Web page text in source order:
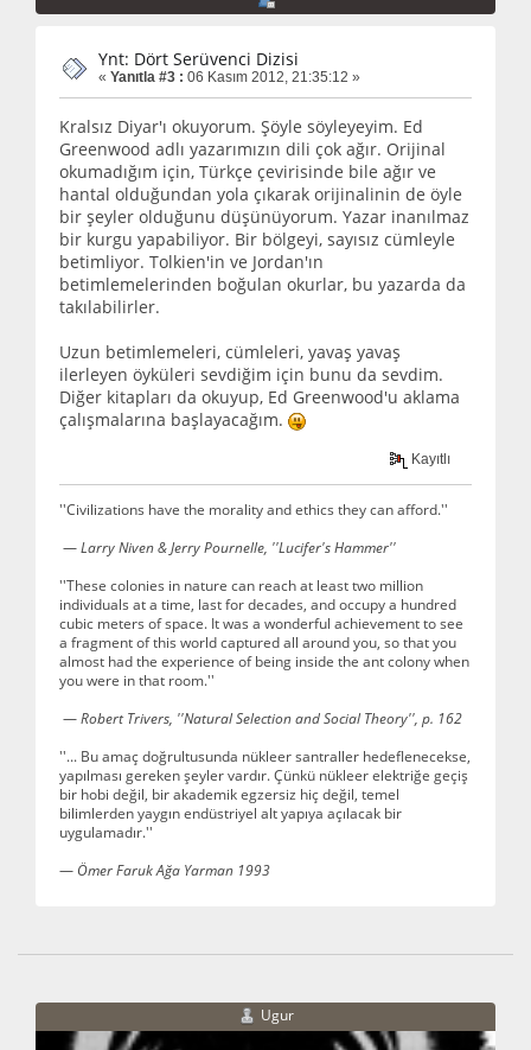
Ynt: Dört Serüvenci Dizisi
« Yanıtla #3 : 06 Kasım 2012, 21:35:12 »
Kralsız Diyar'ı okuyorum. Şöyle söyleyeyim. Ed
Greenwood adlı yazarımızın dili çok ağır. Orijinal
okumadığım için, Türkçe çevirisinde bile ağır ve
hantal olduğundan yola çıkarak orijinalinin de öyle
bir şeyler olduğunu düşünüyorum. Yazar inanılmaz
bir kurgu yapabiliyor. Bir bölgeyi, sayısız cümleyle
betimliyor. Tolkien'in ve Jordan'ın
betimlemelerinden boğulan okurlar, bu yazarda da
takılabilirler.
Uzun betimlemeleri, cümleleri, yavaş yavaş
ilerleyen öyküleri sevdiğim için bunu da sevdim.
Diğer kitapları da okuyup, Ed Greenwood'u aklama
çalışmalarına başlayacağım.
Kayıtlı
''Civilizations have the morality and ethics they can afford.''
—Larry Niven & Jerry Pournelle, ''Lucifer's Hammer''
''These colonies in nature can reach at least two million
individuals at a time, last for decades, and occupy a hundred
cubic meters of space. It was a wonderful achievement to see
a fragment of this world captured all around you, so that you
almost had the experience of being inside the ant colony when
you were in that room.''
—Robert Trivers, ''Natural Selection and Social Theory'', p. 162
''... Bu amaç doğrultusunda nükleer santraller hedeflenecekse,
yapılması gereken şeyler vardır. Çünkü nükleer elektriğe geçiş
bir hobi değil, bir akademik egzersiz hiç değil, temel
bilimlerden yaygın endüstriyel alt yapıya açılacak bir
uygulamadır.''
— Ömer Faruk Ağa Yarman 1993
Ugur